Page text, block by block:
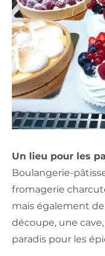
Un lieu pour les
Boulangerie-
fromagerie
mais également de
découpe, une
paradis pour les